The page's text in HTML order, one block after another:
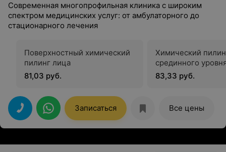
Современная многопрофильная клиника с широким
спектром медицинских услуг: от амбулаторного до
стационарного лечения
Поверхностный химический
пилинг лица
81,03 руб.
Химический
срединного
83,33 руб.
Записаться Все цены